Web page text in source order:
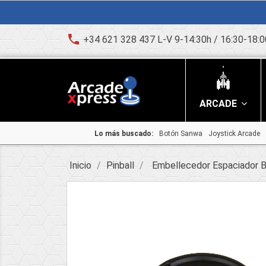
phone +34 621 328 437 L-V 9-14:30h / 16:30-
ARCADE
Lo más buscado: Botón Sanwa Joystick Arcade
Inicio Pinball Embellecedor Espaciador